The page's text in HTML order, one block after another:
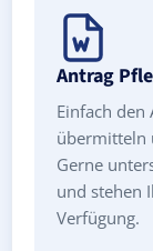
Antrag
Einfach den
übermitteln
Gerne
und stehen
Verfügung.